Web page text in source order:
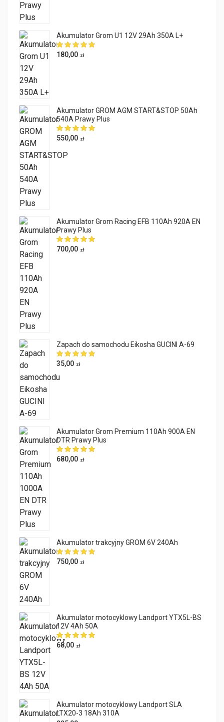
Akumulator Grom U1 12V 29Ah 350A L+
180,00 zł
Akumulator GROM AGM START&STOP 50Ah
540A Prawy Plus
550,00 zł
Akumulator Grom Racing EFB 110Ah 920A EN
Prawy Plus
700,00 zł
Zapach do samochodu Eikosha GUCINI A-69
35,00 zł
Akumulator Grom Premium 110Ah 900A EN
DTR Prawy Plus
680,00 zł
Akumulator trakcyjny GROM 6V 240Ah
750,00 zł
Akumulator motocyklowy Landport YTX5L-BS
12V 4Ah 50A
68,00 zł
Akumulator motocyklowy Landport SLA
LTX20-3 18Ah 310A